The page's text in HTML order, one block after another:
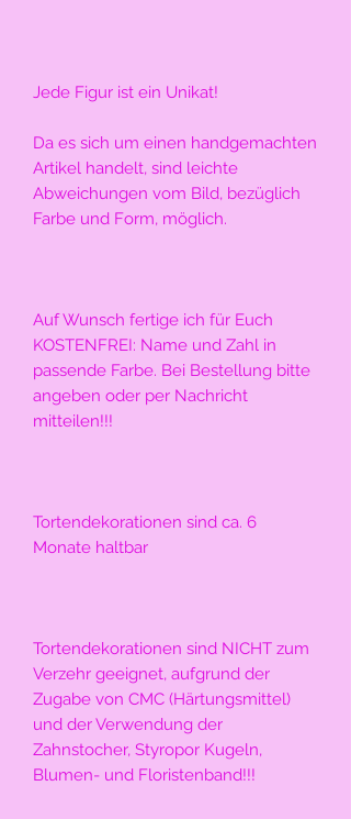
Jede Figur ist ein Unikat!
Da es sich um einen handgemachten
Artikel handelt, sind leichte
Abweichungen vom Bild, bezüglich
Farbe und Form, möglich.
Auf Wunsch fertige ich für Euch
KOSTENFREI: Name und Zahl in
passende Farbe. Bei Bestellung bitte
angeben oder per Nachricht
mitteilen!!!
Tortendekorationen sind ca. 6
Monate haltbar
Tortendekorationen sind NICHT zum
Verzehr geeignet, aufgrund der
Zugabe von CMC (Härtungsmittel)
und der Verwendung der
Zahnstocher, Styropor Kugeln,
Blumen- und Floristenband!!!